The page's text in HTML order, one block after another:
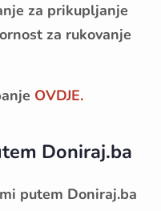
za prikupljanje
za rukovanje
OVDJE.
Doniraj.ba
putem Doniraj.ba